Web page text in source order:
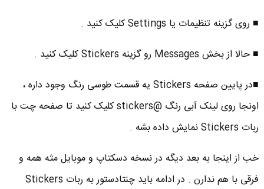
■ روی گزینه تنظیمات یا Settings کلیک کنید .
■ حالا از بخش Messages رو گزینه Stickers کلیک کنید .
■در پایین صفحه Stickers یه قسمت طوسی رنگ وجود داره ،
اونجا روی لینک آبی رنگ @stickers کلیک کنید تا صفحه چت با
ربات Stickers نمایش داده بشه .
خب از اینجا به بعد دیگه در نسخه دسکتاپ و موبایل مثه همه و
فرقی با هم ندارن . در ادامه باید چنتادستور به ربات Stickers